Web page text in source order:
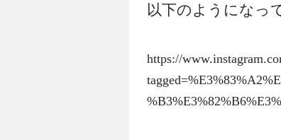
以下のようになっ
https://